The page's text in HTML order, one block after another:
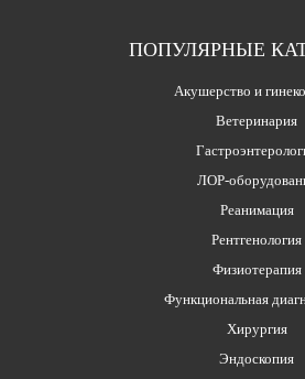
ПОПУЛЯРНЫЕ
Акушерство и
Ветеринария
ЛОР-
Реанимация
Рентгенология
Физиотерапия
Функциональная
Хирургия
Эндоскопия